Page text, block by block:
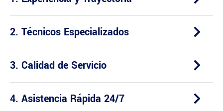
2. Técnicos Especializados
3. Calidad de Servicio
4. Asistencia Rápida 24/7